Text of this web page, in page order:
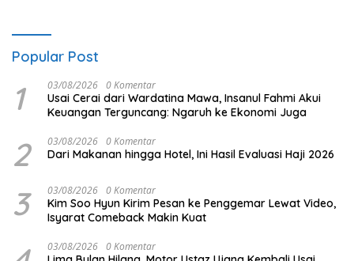
Popular Post
1 03/08/2026 0 Komentar
Usai Cerai dari Wardatina Mawa, Insanul Fahmi Akui
Keuangan Terguncang: Ngaruh ke Ekonomi Juga
2 03/08/2026 0 Komentar
Dari Makanan hingga Hotel, Ini Hasil Evaluasi Haji 2026
3 03/08/2026 0 Komentar
Kim Soo Hyun Kirim Pesan ke Penggemar Lewat Video,
Isyarat Comeback Makin Kuat
03/08/2026 0 Komentar